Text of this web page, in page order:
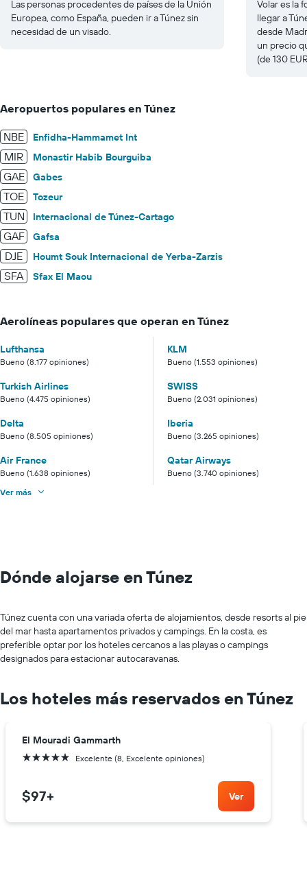
Las personas procedentes de países de la Unión
Europea, como España, pueden ir a Túnez sin
necesidad de un visado.
Volar es la
llegar a
desde
un precio
(de 130
Aeropuertos populares en Túnez
NBE Enfidha-Hammamet Int
MIR Monastir Habib Bourguiba
GAE Gabes
TOE Tozeur
TUN Internacional de Túnez-Cartago
GAF Gafsa
DJE Houmt Souk Internacional de Yerba-Zarzis
SFA Sfax El Maou
Aerolíneas populares que operan en Túnez
Lufthansa
Bueno (8.177 opiniones)
KLM
Bueno (1.553 opiniones)
Turkish Airlines
Bueno (4.475 opiniones)
SWISS
Bueno (2.031 opiniones)
Delta
Bueno (8.505 opiniones)
Iberia
Bueno (3.265 opiniones)
Air France
Bueno (1.638 opiniones)
Qatar Airways
Bueno (3.740 opiniones)
Ver más
Dónde alojarse en Túnez
Túnez cuenta con una variada oferta de alojamientos, desde resorts al pie
del mar hasta apartamentos privados y campings. En la costa, es
preferible optar por los hoteles cercanos a las playas o campings
designados para estacionar autocaravanas.
Los hoteles más reservados en Túnez
El Mouradi Gammarth
5 estrellas Excelente (8, Excelente opiniones)
$97+ Ver